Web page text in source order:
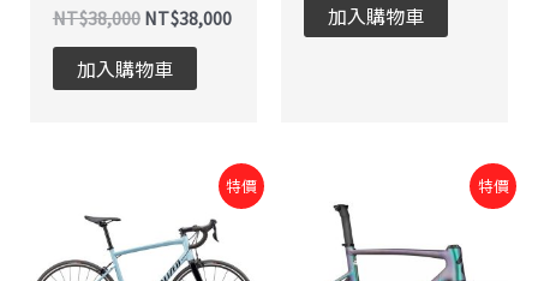
NT$38,000NT$38,000
加入購物車
加入購物車
特價
格：
NT$41,200。
目
前
NT$41,200。
特價
格：
NT$47,000。
目
前